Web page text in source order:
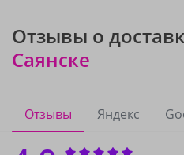
Отзывы о
Саянске
Отзывы Яндекс